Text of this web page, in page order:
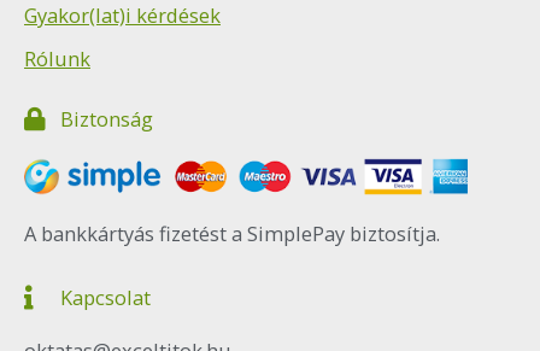
Gyakor(lat)i kérdések
Rólunk
Biztonság
A bankkártyás fizetést a SimplePay biztosítja.
Kapcsolat